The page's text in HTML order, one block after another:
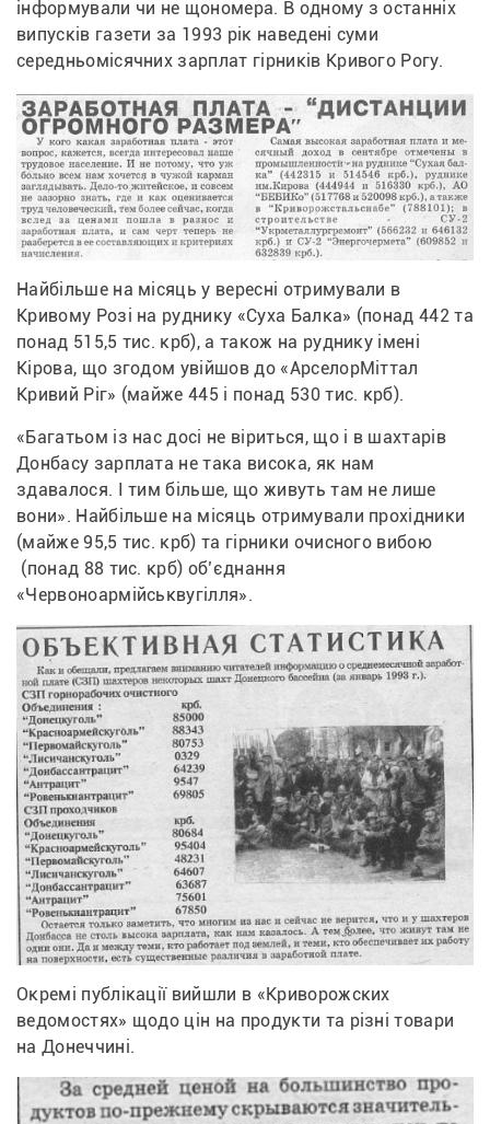
інформували чи не щономера. В одному з останніх
випусків газети за 1993 рік наведені суми
середньомісячних зарплат гірників Кривого Рогу.
Найбільше на місяць у вересні отримували в
Кривому Розі на руднику «Суха Балка» (понад 442 та
понад 515,5 тис. крб), а також на руднику імені
Кірова, що згодом увійшов до «АрселорМіттал
Кривий Ріг» (майже 445 і понад 530 тис. крб).
«Багатьом із нас досі не віриться, що і в шахтарів
Донбасу зарплата не така висока, як нам
здавалося. І тим більше, що живуть там не лише
вони». Найбільше на місяць отримували прохідники
(майже 95,5 тис. крб) та гірники очисного вибою
(понад 88 тис. крб) об’єднання
«Червоноармійськвугілля».
Окремі публікації вийшли в «Криворожских
ведомостях» щодо цін на продукти та різні товари
на Донеччині.